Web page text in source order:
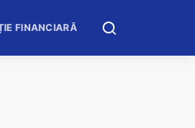
FINANCIARĂ